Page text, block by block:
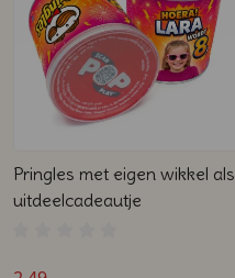
Pringles met eigen wikkel als
uitdeelcadeautje